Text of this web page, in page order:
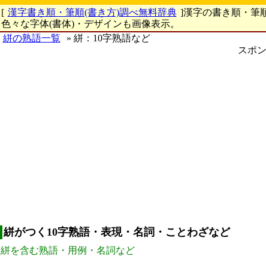
[ 漢字書き順・筆順(書き方)調べ無料辞典 ]漢字の書き順・筆
色々な字体(書体)・デザインも画像表示。
絣の熟語一覧
» 絣：10字熟語など
スポ
絣がつく10字熟語・表現・名詞・ことわざなど
絣を含む熟語・用例・名詞など